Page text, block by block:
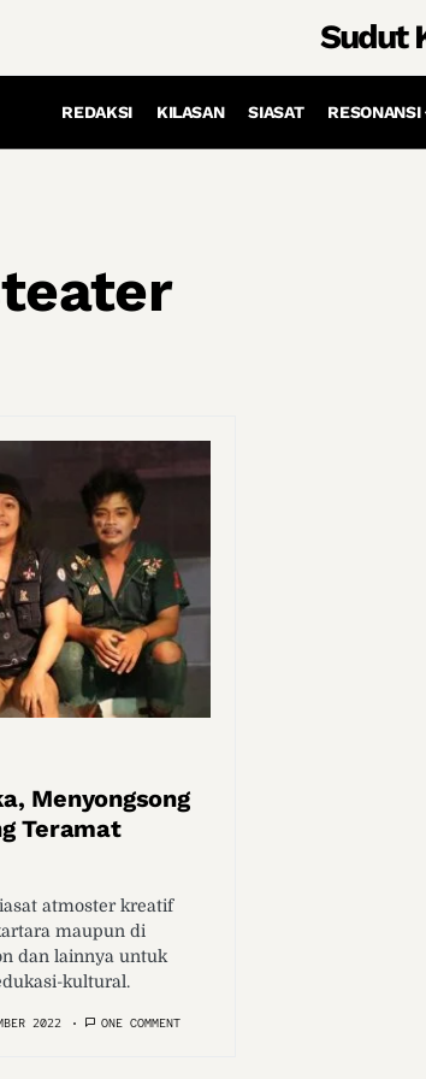
Sudut
REDAKSI KILASAN SIASAT RESONANSI
Menyongsong
Teramat
atmoster kreatif
maupun di
dan lainnya untuk
kultural.
2022 ONE COMMENT